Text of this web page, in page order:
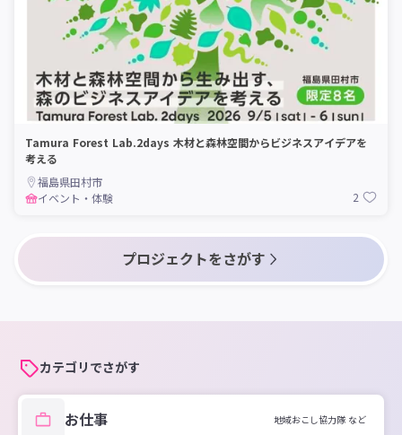
Tamura Forest Lab.2days 木材と森林空間からビジネスアイデアを
考える
福島県田村市
イベント・体験
2
プロジェクトをさがす
カテゴリでさがす
お仕事 地域おこし協力隊 など